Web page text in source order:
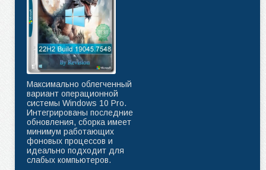
Максимально облегченный
вариант операционной
системы Windows 10 Pro.
Интегрированы последние
обновления, сборка имеет
минимум работающих
фоновых процессов и
идеально подходит для
слабых компьютеров.